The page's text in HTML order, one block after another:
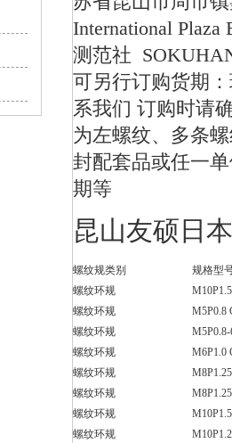
International Plaza
测范社
可另行订购货期
系我们 订购时请
为左螺纹、多条
封配套品或任一
期等
昆山友硕日
螺纹规类别
规格型
螺纹环规
螺纹环规
M5P0.8
螺纹环规
螺纹环规
M6P1.0
螺纹环规
螺纹环规
螺纹环规
螺纹环规